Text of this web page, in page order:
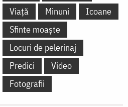
Viață
Minuni
Icoane
Sfinte moaște
Locuri de pelerinaj
Predici
Video
Fotografii